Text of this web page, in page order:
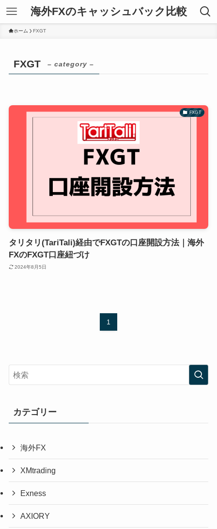
海外FXのキャッシュバック比較
ホーム FXGT
FXGT – category –
FXGT
タリタリ(TariTali)経由でFXGTの口座開設方法｜海外
FXのFXGT口座紐づけ
2024年8月5日
1
カテゴリー
海外FX
XMtrading
Exness
AXIORY